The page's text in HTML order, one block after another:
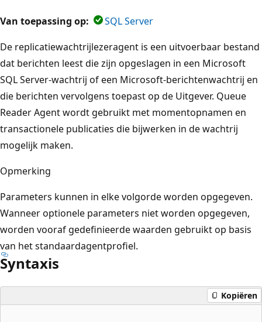
Van toepassing op:
SQL Server
De replicatiewachtrijlezeragent is een uitvoerbaar bestand
dat berichten leest die zijn opgeslagen in een Microsoft
SQL Server-wachtrij of een Microsoft-berichtenwachtrij en
die berichten vervolgens toepast op de Uitgever. Queue
Reader Agent wordt gebruikt met momentopnamen en
transactionele publicaties die bijwerken in de wachtrij
mogelijk maken.
Opmerking
Parameters kunnen in elke volgorde worden opgegeven.
Wanneer optionele parameters niet worden opgegeven,
worden vooraf gedefinieerde waarden gebruikt op basis
van het standaardagentprofiel.
Syntaxis
Kopiëren